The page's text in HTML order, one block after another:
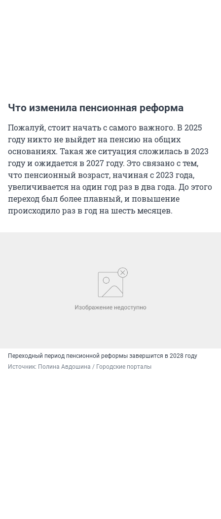
Что изменила пенсионная реформа
Пожалуй, стоит начать с самого важного. В 2025
году никто не выйдет на пенсию на общих
основаниях. Такая же ситуация сложилась в 2023
году и ожидается в 2027 году. Это связано с тем,
что пенсионный возраст, начиная с 2023 года,
увеличивается на один год раз в два года. До этого
переход был более плавный, и повышение
происходило раз в год на шесть месяцев.
Переходный период пенсионной реформы завершится в 2028 году
Источник: Полина Авдошина / Городские порталы